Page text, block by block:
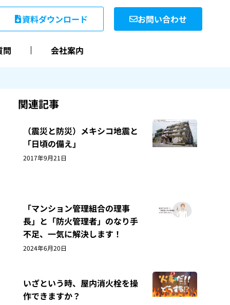
資料ダウンロード お問い合わせ
問 会社案内
関連記事
（震災と防災）メキシコ地震と
「日頃の備え」
2017年9月21日
「マンション管理組合の理事
長」と「防火管理者」のなり手
不足、一気に解決します！
2024年6月20日
いざという時、屋内消火栓を操
作できますか？